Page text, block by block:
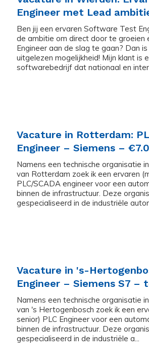
Engineer met Lead
Ben jij een ervaren Software Test
de ambitie om direct door te groeien
Engineer aan de slag te gaan? Dan
uitgelezen mogelijkheid! Mijn klant is
softwarebedrijf dat nationaal en
Vacature in Rotterdam:
Engineer – Siemens –
Namens een technische organisatie
van Rotterdam zoek ik een ervaren
PLC/SCADA engineer voor een
binnen de infrastructuur. Deze
gespecialiseerd in de industriële
Vacature in 's-
Engineer – Siemens S7 –
Namens een technische organisatie
van 's Hertogenbosch zoek ik een
senior) PLC Engineer voor een
binnen de infrastructuur. Deze
gespecialiseerd in de industriële a...